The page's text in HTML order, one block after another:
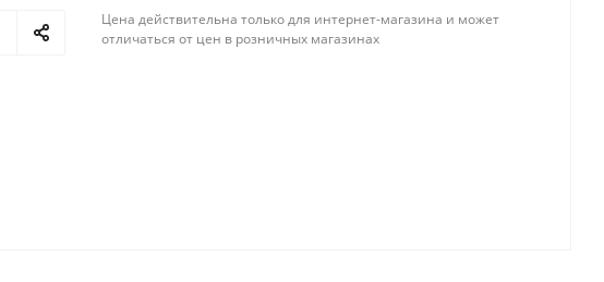
Цена действительна только для интернет-магазина и может
отличаться от цен в розничных магазинах